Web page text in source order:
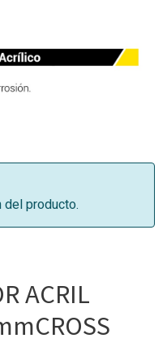
producto.
ACRIL